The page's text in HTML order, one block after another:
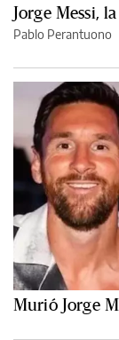
Jorge Messi,
Pablo Perantuono
Murió Jorge